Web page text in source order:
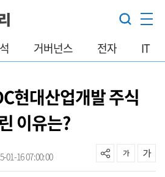
거버넌스 전자 IT
현대산업개발 주식
이유는?
01-16 07:00:00